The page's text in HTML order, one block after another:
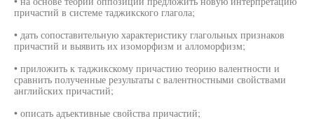
причастий в системе таджикского глагола;
• дать сопоставительную характеристику глагольных признаков
причастий и выявить их изоморфизм и алломорфизм;
• приложить к таджикскому причастию теорию валентности и
сравнить полученные результаты с валентностными свойствами
английских причастий;
• описать адъективные свойства причастий;